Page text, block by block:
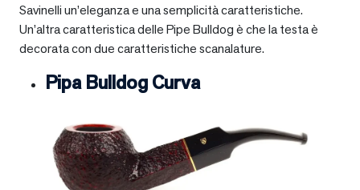
Savinelli un’eleganza e una semplicità caratteristiche.
Un’altra caratteristica delle Pipe Bulldog è che la testa è
decorata con due caratteristiche scanalature.
Pipa Bulldog Curva